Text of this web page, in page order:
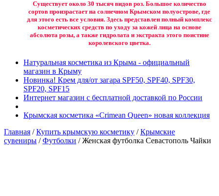
Существует около 30 тысяч видов роз. Большое количество
сортов произрастает на солнечном Крымском полуострове, где
для этого есть все условия. Здесь представлен полный комплекс
косметических средств по уходу за кожей лица на основе
абсолюта розы, а также гидролата и экстракта этого поистине
королевского цветка.
Натуральная косметика из Крыма - официальный
магазин в Крыму
Новинка! Крем для/от загара SPF50, SPF40, SPF30,
SPF20, SPF15
Интернет магазин с бесплатной доставкой по России
Крымская косметика «Crimean Queen» новая коллекция
Главная /Купить крымскую косметику /Крымские
сувениры /Футболки / Женская футболка Севастополь Чайки